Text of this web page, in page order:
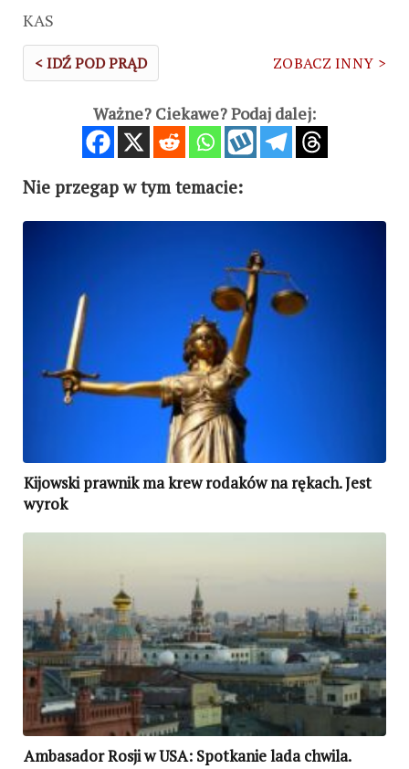
KAS
< IDŹ POD PRĄD ZOBACZ INNY >
Ważne? Ciekawe? Podaj dalej:
Nie przegap w tym temacie:
Kijowski prawnik ma krew rodaków na rękach. Jest
wyrok
Ambasador Rosji w USA: Spotkanie lada chwila.